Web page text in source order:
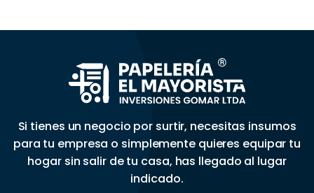
Si tienes un negocio por surtir, necesitas insumos
para tu empresa o simplemente quieres equipar tu
hogar sin salir de tu casa, has llegado al lugar
indicado.